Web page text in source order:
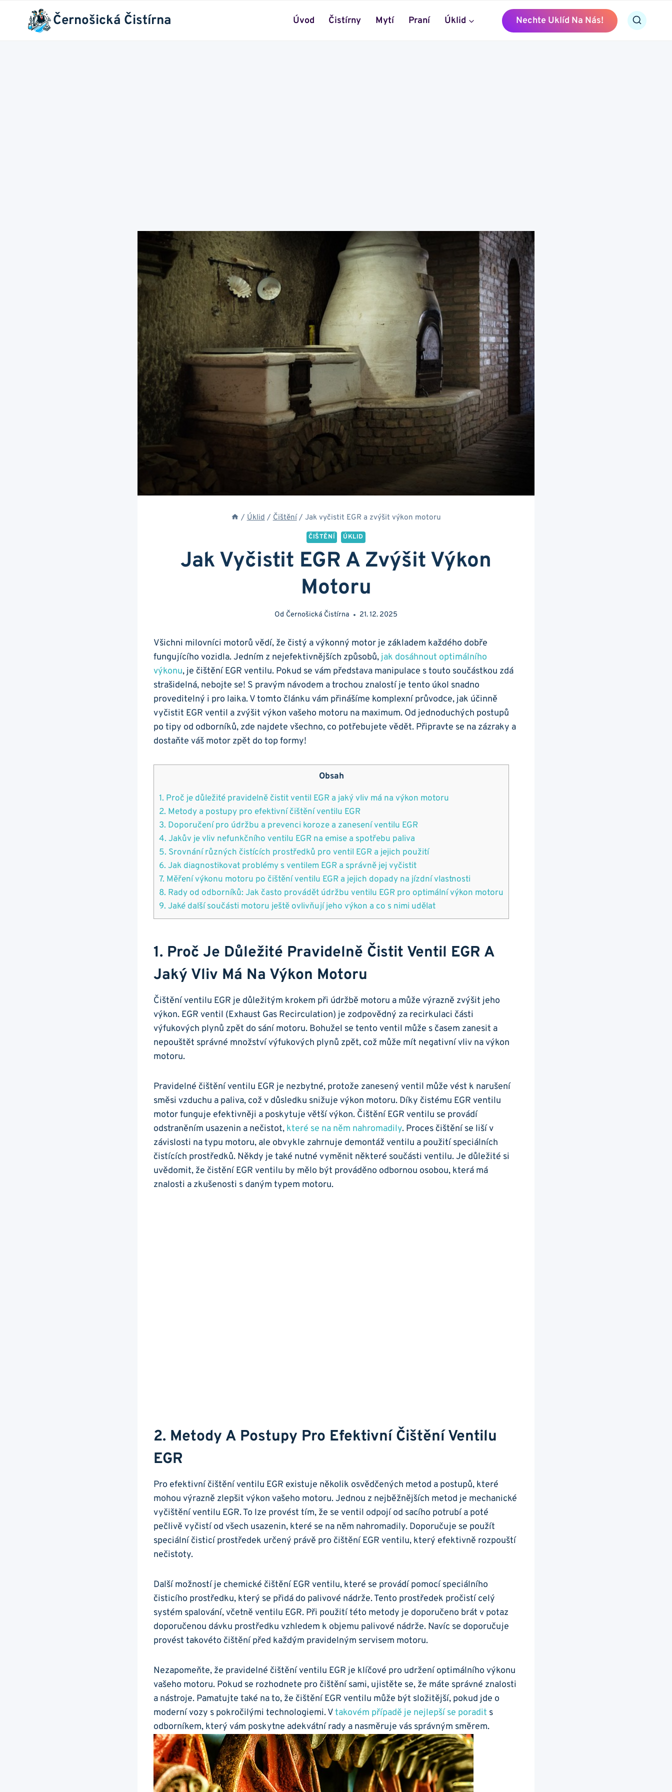
Černošická Čistírna Úvod Čistírny Mytí Praní Úklid Nechte Uklíd Na Nás!
/ Úklid / Čištění / Jak vyčistit EGR a zvýšit výkon motoru
ČIŠTĚNÍ ÚKLID
Jak Vyčistit EGR A Zvýšit Výkon
Motoru
Od Černošická Čistírna 21. 12. 2025
Všichni milovníci motorů vědí, že čistý a​ výkonný​ motor je základem ‌každého dobře
fungujícího vozidla. Jedním z nejefektivnějších způsobů, jak dosáhnout optimálního​
výkonu, je čištění EGR ventilu. Pokud se vám představa manipulace s touto součástkou zdá
strašidelná, nebojte se! S pravým návodem a trochou znalostí⁤ je⁤ tento úkol snadno
⁤proveditelný i pro laika. V tomto článku vám přinášíme ‌komplexní ‌průvodce, jak‌ účinně
vyčistit EGR ventil a zvýšit výkon ‌vašeho⁢ motoru na maximum. Od jednoduchých postupů
po‍ tipy od odborníků, zde najdete všechno, co ‌potřebujete⁢ vědět. Připravte se na zázraky a
dostaňte váš motor ⁢zpět do top formy!
Obsah
1. Proč je důležité pravidelně​ čistit ventil EGR a jaký vliv má na výkon⁢ motoru
2. Metody a postupy pro‍ efektivní čištění ventilu EGR
3. Doporučení⁢ pro⁤ údržbu a prevenci koroze a zanesení ventilu EGR
4. Jakův‍ je vliv nefunkčního ventilu EGR na emise a spotřebu⁢ paliva
5. Srovnání různých ‍čistících‌ prostředků pro ventil EGR a jejich použití
6. Jak ‍diagnostikovat problémy s ventilem ⁤EGR a ⁤správně​ jej vyčistit
7. Měření‌ výkonu motoru po⁣ čištění ‍ventilu EGR a ‌jejich dopady ⁣na jízdní vlastnosti
8. ‍Rady ⁤od odborníků:⁤ Jak často ⁤provádět údržbu ventilu EGR pro optimální⁣ výkon motoru
9. Jaké další součásti motoru ještě ovlivňují ‌jeho výkon a ‍co s nimi udělat
1. Proč Je Důležité Pravidelně​ Čistit Ventil EGR A
Jaký Vliv Má Na Výkon⁢ Motoru
Čištění ventilu​ EGR ⁣je důležitým krokem ⁢při‍ údržbě ⁣motoru a může výrazně zvýšit jeho
výkon. EGR ventil (Exhaust Gas Recirculation) je zodpovědný za recirkulaci části
výfukových plynů zpět do sání motoru. ⁢Bohužel se tento ventil může s časem zanesit a
nepouštět správné množství‌ výfukových plynů zpět, ⁤což může mít negativní vliv na výkon
motoru.
Pravidelné čištění ventilu​ EGR je nezbytné, protože ​zanesený ventil může vést k ‌narušení
směsi ⁢vzduchu ⁣a paliva,⁤ což v důsledku snižuje⁣ výkon⁤ motoru. ⁢Díky čistému EGR ventilu
motor funguje ⁣efektivněji a poskytuje větší ⁣výkon. Čištění‌ EGR⁢ ventilu se provádí ​
odstraněním usazenin a nečistot, které ⁣se na​ něm nahromadily. Proces čištění se liší ⁤v⁤
závislosti‌ na typu motoru,‌ ale ‌obvykle zahrnuje demontáž ventilu a ‍použití‌ speciálních
čistících prostředků. Někdy je⁤ také ‍nutné vyměnit některé součásti ventilu.‍ Je důležité si
‌uvědomit, že čistění EGR ventilu by ​mělo být prováděno odbornou osobou, která má
znalosti a zkušenosti s​ daným typem⁣ motoru.
2. Metody A Postupy Pro‍ Efektivní Čištění Ventilu
EGR
Pro efektivní čištění ventilu EGR existuje několik osvědčených metod a postupů, které
mohou‍ výrazně zlepšit výkon vašeho motoru.‍ Jednou ‍z ‌nejběžnějších‍ metod je mechanické
vyčištění ventilu⁤ EGR. ‌To lze provést tím, že⁢ se ventil odpojí od sacího potrubí a ‌poté
pečlivě vyčistí od všech usazenin, které⁢ se⁣ na něm nahromadily.‌ Doporučuje se ‌použít
speciální čisticí prostředek určený‍ právě pro čištění⁣ EGR ventilu,⁢ který efektivně rozpouští‍
nečistoty.
Další ‍možností je chemické čištění EGR‍ ventilu, které se provádí pomocí speciálního
⁤čisticího ⁢prostředku, který se přidá‌ do palivové nádrže.​ Tento ⁢prostředek pročistí celý
systém​ spalování,⁢ včetně ventilu ​EGR. ⁤Při ⁣použití této metody je doporučeno ‌brát v ⁢potaz
doporučenou ‍dávku‍ prostředku vzhledem k objemu‌ palivové nádrže. Navíc ‌se doporučuje
provést takovéto ​čištění ⁣před každým pravidelným⁢ servisem ⁤motoru.
Nezapomeňte, že​ pravidelné čištění‍ ventilu EGR je klíčové pro udržení⁣ optimálního výkonu
vašeho motoru.⁤ Pokud se ‍rozhodnete⁣ pro čištění sami,​ ujistěte​ se,⁢ že máte‌ správné​ znalosti
a nástroje. Pamatujte také na to, že čištění EGR⁢ ventilu ‍může být složitější, ‍pokud⁤ jde ⁢o
moderní vozy⁣ s ‍pokročilými technologiemi. Vtakovém případě je nejlepší se poradit s
odborníkem, který vám poskytne adekvátní rady a ‍nasměruje vás správným ‌směrem.